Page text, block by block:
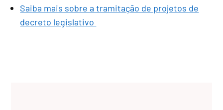
Saiba mais sobre a tramitação de projetos de
decreto legislativo